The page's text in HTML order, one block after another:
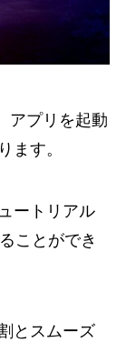
アプリを起動
ます。
ートリアル
ことができ
とスムーズ